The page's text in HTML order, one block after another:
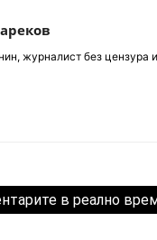
журналист без цензура
в реално